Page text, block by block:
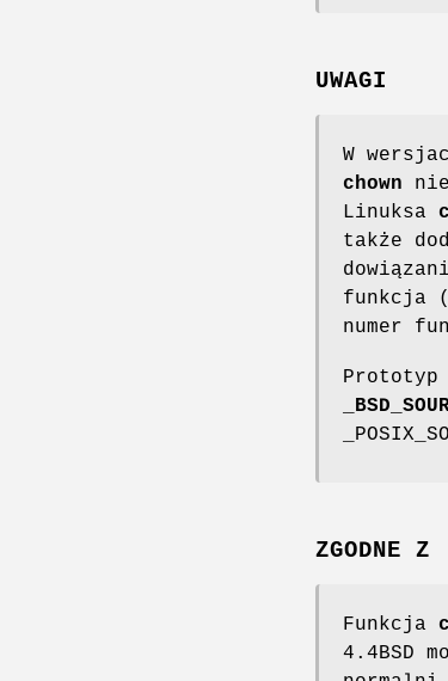
UWAGI
W
chown
Linuksa
także
funkcja
numer
ZGODNE Z
Funkcja
4.4BSD